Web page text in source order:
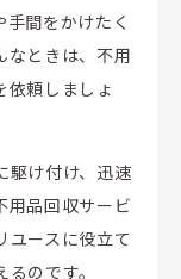
間をかけたく
なときは、不用
依頼しましょ
駆け付け、迅速
用品回収サービ
ユースに役立て
のです。